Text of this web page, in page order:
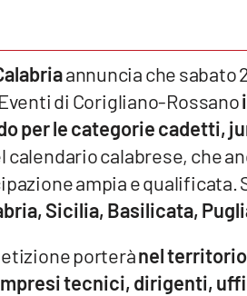
annuncia che sabato
di Corigliano-Rossano
per le categorie cadetti,
calabrese, che
ampia e qualificata.
Sicilia, Basilicata,
porterànel
tecnici, dirigenti,